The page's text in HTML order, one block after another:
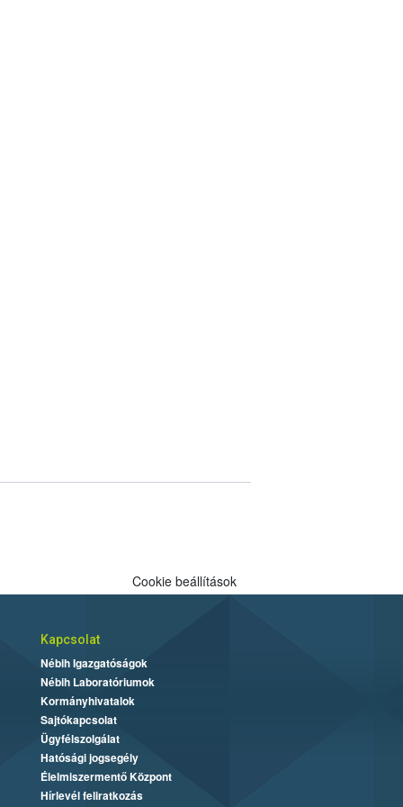
Cookie beállítások
Kapcsolat
Nébih Igazgatóságok
Nébih Laboratóriumok
Kormányhivatalok
Sajtókapcsolat
Ügyfélszolgálat
Hatósági jogsegély
Élelmiszermentő Központ
Hírlevél feliratkozás